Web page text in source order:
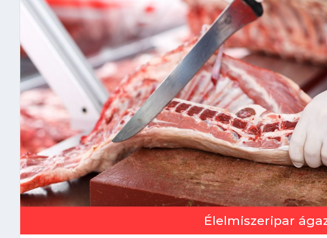
Élelmiszeripar